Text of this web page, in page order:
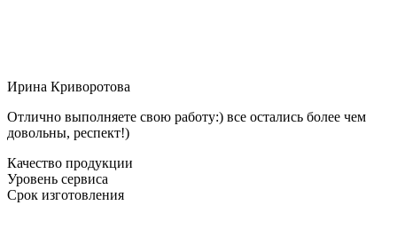
Ирина Криворотова
Отлично выполняете свою работу:) все остались более чем
довольны, респект!)
Качество продукции
Уровень сервиса
Срок изготовления